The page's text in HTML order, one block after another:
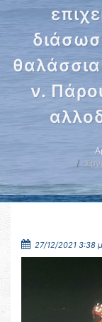
θαλάσσια
ν.
27/12/2021 3:38